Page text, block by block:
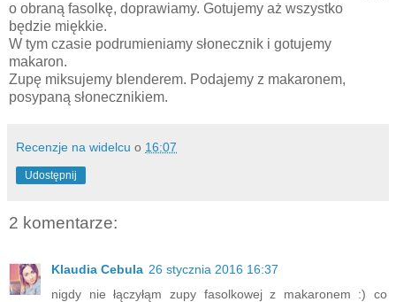
o obraną fasolkę, doprawiamy. Gotujemy aż wszystko
będzie miękkie.
W tym czasie podrumieniamy słonecznik i gotujemy
makaron.
Zupę miksujemy blenderem. Podajemy z makaronem,
posypaną słonecznikiem.
Recenzje na widelcu o 16:07
Udostępnij
2 komentarze:
Klaudia Cebula 26 stycznia 2016 16:37
nigdy nie łączyłąm zupy fasolkowej z makaronem :) co